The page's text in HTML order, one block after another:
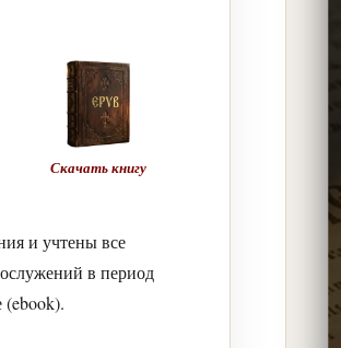
Скачать книгу
и учтены все
в период
(ebook).